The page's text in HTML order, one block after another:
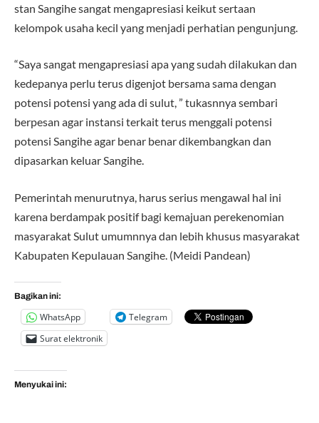
stan Sangihe sangat mengapresiasi keikut sertaan
kelompok usaha kecil yang menjadi perhatian pengunjung.
“Saya sangat mengapresiasi apa yang sudah dilakukan dan
kedepanya perlu terus digenjot bersama sama dengan
potensi potensi yang ada di sulut, ” tukasnnya sembari
berpesan agar instansi terkait terus menggali potensi
potensi Sangihe agar benar benar dikembangkan dan
dipasarkan keluar Sangihe.
Pemerintah menurutnya, harus serius mengawal hal ini
karena berdampak positif bagi kemajuan perekenomian
masyarakat Sulut umumnnya dan lebih khusus masyarakat
Kabupaten Kepulauan Sangihe. (Meidi Pandean)
Bagikan ini:
WhatsApp
Telegram
Surat elektronik
Menyukai ini: